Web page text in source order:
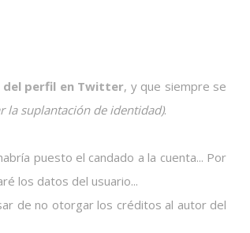
del perfil en Twitter, y que siempre se
la suplantación de identidad).
puesto el candado a la cuenta... Por
los datos del usuario...
de no otorgar los créditos al autor del